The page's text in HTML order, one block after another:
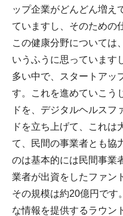
ップ企業がどんどん増え
ていますし、そのための
この健康分野については
いうふうに思っています
多い中で、スタートアッ
す。これを進めていこう
ドを、デジタルヘルスフ
ドを立ち上げて、これは
て、民間の事業者とも協
のは基本的には民間事業
業者が出資をしたファン
その規模は約20億円です
な情報を提供するラウン